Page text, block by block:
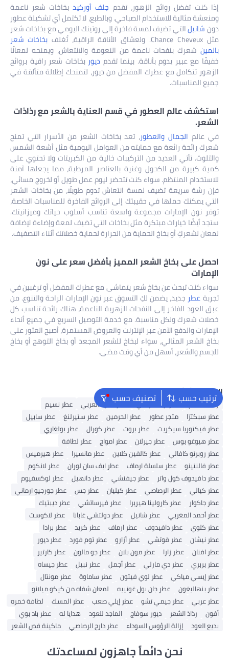
إذا كنت تفضل روائح الزهور، تقدم جلف أوركيد بخاخات شعر ناعمة
ومنعشة مثالية للاستخدام الصباحي. وبالطبع، لا تكتمل أي تشكيلة عطور
دونشانيلالتي تضيف لمسة فاخرة إلى روتينك اليومي مع بخاخات شعر
مثل Chance Cheveux. ولعشاق الأناقة الراقية، تُغلف
بخاخات شعر
بالمين شعرك بنفحات ناعمة من النعومة والانتعاش، ويمنحه لمعانًا
خفيفًا مع عبير يدوم بأناقة. بينما تقدم ديور بخاخات شعر راقية بروائح
الزهور تتكامل مع عطرك المفضل من ديور، لتمنحك إطلالة متألقة في
جميع المناسبات.
استكشف عالم العطور في قسم العناية بالشعر مع رذاذات
الشعر.
في عالم الجمال والعطور، تعد بخاخات الشعر من الأسرار التي تمنح
شعرك رائحة رائعة مع حمايته من العوامل اليومية مثل أشعة الشمس
والتلوث. تأتي العديد من التركيبات خالية من الكبريتات ولا تحتوي على
كمية كبيرة من الكحول وغنية بالعناصر المرطبة، مما يجعلها آمنة
للاستخدام المنتظم. سواء كنت تتحضر ليوم عمل طويل أو لخروج مسائي،
فإن رشة سريعة تضيف لمسة انتعاش تدوم طويلًا، من بخاخات الشعر
التي يمكنك حملها في حقيبتك إلى الروائح الفاخرة للمناسبات الخاصة،
توفر نون الإمارات مجموعة واسعة تناسب أسلوب حياتك وميزانيتك.
ستجد أيضًا خيارات مبتكرة مثل بخاخات التي تضيف لمعة وإضاءة لإضافة
لمعان لشعركِ أو بخاخ الحماية من الحرارة لحماية خصلاتك أثناء التصفيف.
احصل على بخاخ الشعر المميز بأفضل سعر على نون
الإمارات
سواء كنت تبحث عن بخاخ شعر يتماشى مع عطرك المفضل أو ترغبين في
تجربةعطر جديد، يضمن لكِ التسوق عبر نون الإمارات الراحة والتنوع. من
عبق العود الفاخر إلى النفحات الزهرية الناعمة، هناك رائحة تناسب كل
خصلات شعرك ولكل مناسبة. مع خدمة التوصيل السريع في جميع أنحاء
الإمارات والدفع الآمن عبر الإنترنت والعروض المستمرة، أصبح العثور على
بخاخ الشعر المثالي، سواء لبخاخ للشعر المجعد أو بخاخ التوهج أو بخاخ
للجسم والشعر، أسهل من أي وقت مضى.
ترتيب حسب تصنيف حسب البحث الشائع
رذاذ للجسم عطر أريانا غراندي عطر العود العربي
عطر نسيم
عطر سبكترّا
متجر عطور عطر الحرمين عطر ستيرلنغ
عطر سابيل
عطر فيكتوريا سيكريت
عطر بروت عطر كورال
عطر بولغاري
عطر هيوغو بوس
عطر جيرلان عطر امواج
عطر لطافة
عطر روبرتو كافالي
عطر كالفين كلاين عطر مانسيرا
عطر هيرميس
عطر فالنتينو
عطر سلسلة ارماف عطر ايف سان لوران
عطر لانكوم
عطر دافيدوف كول واتر
عطر جيفنشي عطر دانهيل
عطر لوكسفيوم
عطر كيالي
عطر الرصاصي عطر كيليان عطر جس
عطر جورجيو ارماني
عطر جاكوار
عطر كارولينا هيريرا عطر فيرساتشي
عطر ديبتيك
عطر أحمد المغربي
عطر شانيل عطر دولتشي غابانا
عطر لاكوست
عطر كلوي
عطر دافيدوف عطر ارماف عطر كريد
عطر برادا
عطر نيشان
عطر قوتشي عطر أزارو عطر توم فورد
عطر ديور
عطر افنان
عطر زارا عطر مون بلان عطر جو مالون
عطر كارتير
عطر بربري
عطر دي مارلي عطر أجمل عطر نبيل
عطر جيساه
عطر إيسي مياكي
عطر لوي فيتون عطر ساماوة
عطر مونتال
عطر بنهاليغون
عطر جان بول غوتييه
لمعان شفاه من كيكو ميلانو
عطر عربي
عطر جيمي تشو عطر إيلي صعب عطر المسك
لطافة خمره
أفون
رذاذ الشعر ديور سوفاج الماجد للعود هدايا له
عطر باد بوي
بديع العود
إزالة الرؤوس السوداء عطر دارج الرصاصي ماكينة قص الشعر
نحن دائماً جاهزون لمساعدتك